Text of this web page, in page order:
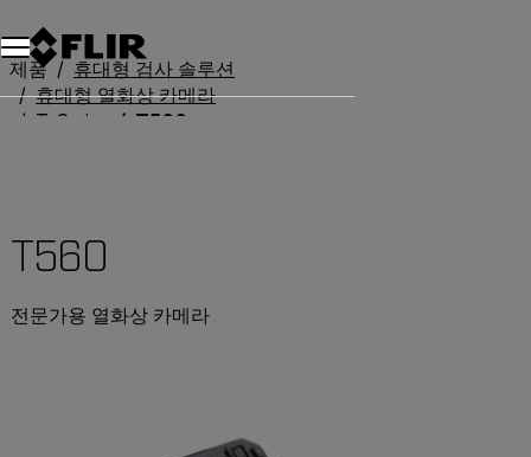
제품
휴대형 검사 솔루션
휴대형 열화상 카메라
T-Series
T560
T560
전문가용 열화상 카메라